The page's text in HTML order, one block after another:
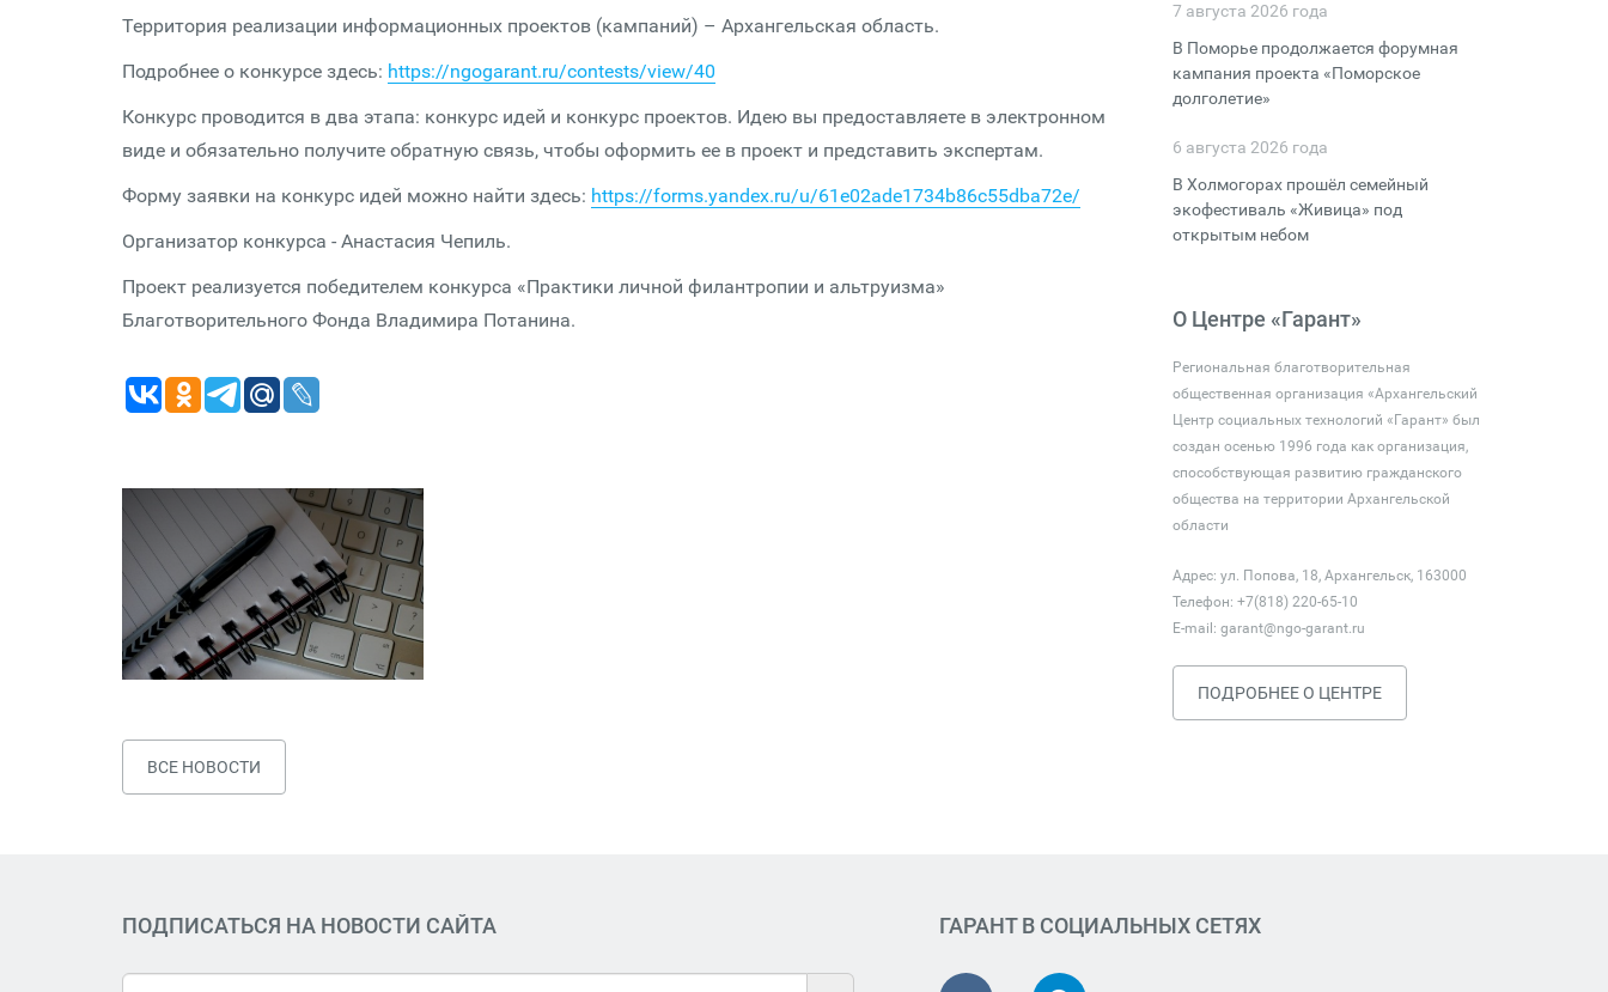
Территория реализации информационных проектов (кампаний) – Архангельская область.
Подробнее о конкурсе здесь: https://ngogarant.ru/contests/view/40
Конкурс проводится в два этапа: конкурс идей и конкурс проектов. Идею вы предоставляете в электронном
виде и обязательно получите обратную связь, чтобы оформить ее в проект и представить экспертам.
Форму заявки на конкурс идей можно найти здесь: https://forms.yandex.ru/u/61e02ade1734b86c55dba72e/
Организатор конкурса - Анастасия Чепиль.
Проект реализуется победителем конкурса «Практики личной филантропии и альтруизма»
Благотворительного Фонда Владимира Потанина.
ВСЕ НОВОСТИ
7 августа 2026 года
В Поморье продолжается форумная
кампания проекта «Поморское
долголетие»
6 августа 2026 года
В Холмогорах прошёл семейный
экофестиваль «Живица» под
открытым небом
О Центре «Гарант»
Региональная благотворительная
общественная организация «Архангельский
Центр социальных технологий «Гарант» был
создан осенью 1996 года как организация,
способствующая развитию гражданского
общества на территории Архангельской
области
Адрес: ул. Попова, 18, Архангельск, 163000
Телефон: +7(818) 220-65-10
E-mail: garant@ngo-garant.ru
ПОДРОБНЕЕ О ЦЕНТРЕ
ПОДПИСАТЬСЯ НА НОВОСТИ САЙТА ГАРАНТ В СОЦИАЛЬНЫХ СЕТЯХ